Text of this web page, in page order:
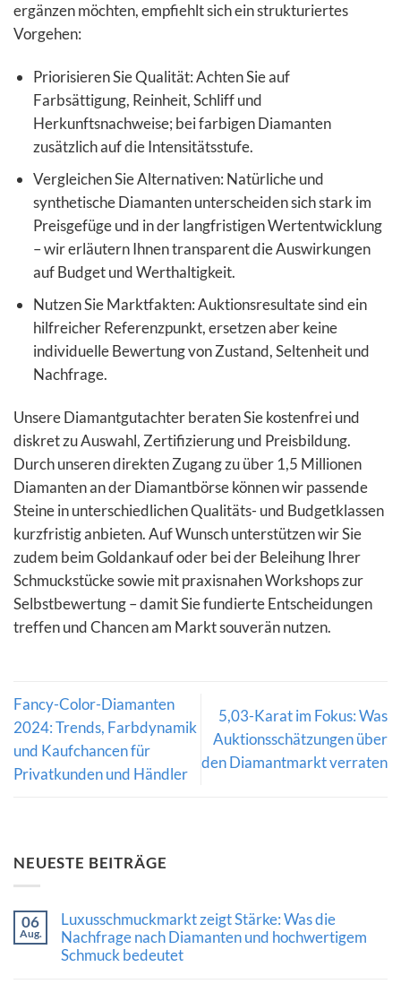
ergänzen möchten, empfiehlt sich ein strukturiertes
Vorgehen:
Priorisieren Sie Qualität: Achten Sie auf
Farbsättigung, Reinheit, Schliff und
Herkunftsnachweise; bei farbigen Diamanten
zusätzlich auf die Intensitätsstufe.
Vergleichen Sie Alternativen: Natürliche und
synthetische Diamanten unterscheiden sich stark im
Preisgefüge und in der langfristigen Wertentwicklung
– wir erläutern Ihnen transparent die Auswirkungen
auf Budget und Werthaltigkeit.
Nutzen Sie Marktfakten: Auktionsresultate sind ein
hilfreicher Referenzpunkt, ersetzen aber keine
individuelle Bewertung von Zustand, Seltenheit und
Nachfrage.
Unsere Diamantgutachter beraten Sie kostenfrei und
diskret zu Auswahl, Zertifizierung und Preisbildung.
Durch unseren direkten Zugang zu über 1,5 Millionen
Diamanten an der Diamantbörse können wir passende
Steine in unterschiedlichen Qualitäts- und Budgetklassen
kurzfristig anbieten. Auf Wunsch unterstützen wir Sie
zudem beim Goldankauf oder bei der Beleihung Ihrer
Schmuckstücke sowie mit praxisnahen Workshops zur
Selbstbewertung – damit Sie fundierte Entscheidungen
treffen und Chancen am Markt souverän nutzen.
Fancy-Color-Diamanten
2024: Trends, Farbdynamik
und Kaufchancen für
Privatkunden und Händler
5,03-Karat im Fokus: Was
Auktionsschätzungen über
den Diamantmarkt verraten
NEUESTE BEITRÄGE
06
Aug.
Luxusschmuckmarkt zeigt Stärke: Was die
Nachfrage nach Diamanten und hochwertigem
Schmuck bedeutet